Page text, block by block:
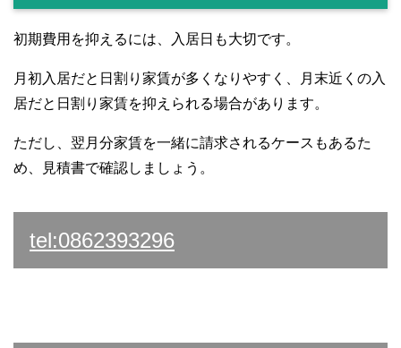
初期費用を抑えるには、入居日も大切です。
月初入居だと日割り家賃が多くなりやすく、月末近くの入
居だと日割り家賃を抑えられる場合があります。
ただし、翌月分家賃を一緒に請求されるケースもあるた
め、見積書で確認しましょう。
tel:0862393296